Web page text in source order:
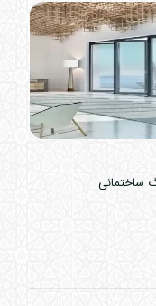
ساختمانی